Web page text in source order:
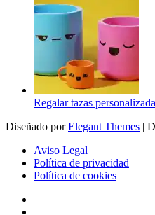
Regalar tazas
Diseñado porElegant Themes |
Aviso Legal
Política de privacidad
Política de cookies